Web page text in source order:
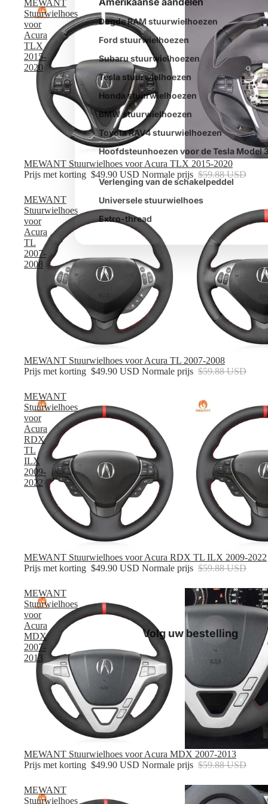
Dogde RAM stuurwielhoezen
Ford stuurwielhoezen
Subaru stuurwielhoezen
Tesla stuurwielhoezen
Honda stuurwielhoezen
BMW stuurwielhoezen
Toyota RAV4 stuurwielhoezen
Hoofdsteunhoezen voor de Tesla Model
Verlenging van de schakelpeddel
Universele stuurwielhoes
Extro-thread
Volg uw bestelling
MEWANT
Stuurwielhoes
voor
Acura
TLX
2015-
2020
Verkoop
MEWANT Stuurwielhoes voor Acura TLX 2015-2020
Prijs met korting $49.90 USD Normale prijs $59.88 USD
MEWANT
Stuurwielhoes
voor
Acura
TL
2007-
2008
Verkoop
MEWANT Stuurwielhoes voor Acura TL 2007-2008
Prijs met korting $49.90 USD Normale prijs $59.88 USD
MEWANT
Stuurwielhoes
voor
Acura
RDX
TL
ILX
2009-
2022
Verkoop
MEWANT Stuurwielhoes voor Acura RDX TL ILX 2009-2022
Prijs met korting $49.90 USD Normale prijs $59.88 USD
MEWANT
Stuurwielhoes
voor
Acura
MDX
2007-
2013
Verkoop
MEWANT Stuurwielhoes voor Acura MDX 2007-2013
Prijs met korting $49.90 USD Normale prijs $59.88 USD
MEWANT
Stuurwielhoes